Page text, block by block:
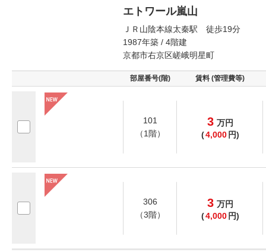
エトワール嵐山
ＪＲ山陰本線太秦駅 徒歩19分
1987年築 / 4階建
京都市右京区嵯峨明星町
部屋番号(階) 賃料 (管理費等)
101
（1階）
3 万円
(4,000 円)
306
（3階）
3 万円
(4,000 円)